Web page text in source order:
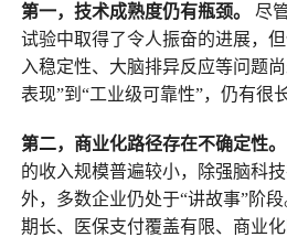
第一，技术成熟度仍有瓶颈。
尽
试验中取得了令人振奋的进展，
入稳定性、大脑排异反应等问题
表现”到“工业级可靠性”，仍有很
第二，商业化路径存在不确定性。
的收入规模普遍较小，除强脑科
外，多数企业仍处于“讲故事”阶
期长、医保支付覆盖有限、商业化